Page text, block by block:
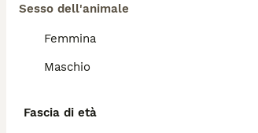
Sesso dell'animale
Femmina
Maschio
Fascia di età